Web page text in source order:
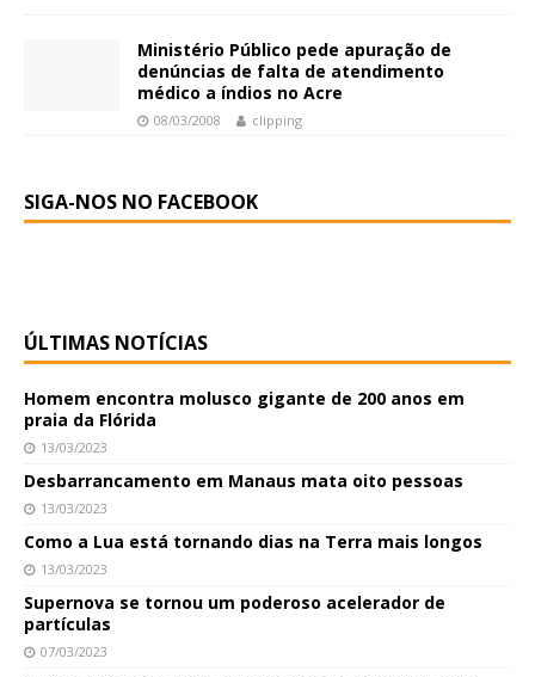
Ministério Público pede apuração de
denúncias de falta de atendimento
médico a índios no Acre
08/03/2008 clipping
SIGA-NOS NO FACEBOOK
ÚLTIMAS NOTÍCIAS
Homem encontra molusco gigante de 200 anos em
praia da Flórida
13/03/2023
Desbarrancamento em Manaus mata oito pessoas
13/03/2023
Como a Lua está tornando dias na Terra mais longos
13/03/2023
Supernova se tornou um poderoso acelerador de
partículas
07/03/2023